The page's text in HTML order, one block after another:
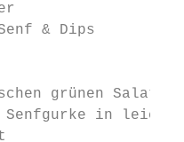
& Dips
grünen Salaten
in leichter